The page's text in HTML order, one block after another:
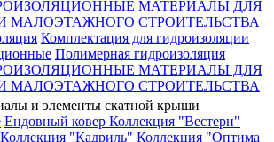
МАТЕРИАЛЫ ДЛЯ
МАЛОЭТАЖНОГО СТРОИТЕЛЬСТВА
Комплектация для гидроизоляции
Полимерная гидроизоляция
МАТЕРИАЛЫ ДЛЯ
МАЛОЭТАЖНОГО СТРОИТЕЛЬСТВА
и элементы скатной крыши
Ендовный ковер Коллекция "Вестерн"
Коллекция "Кадриль" Коллекция "Оптима